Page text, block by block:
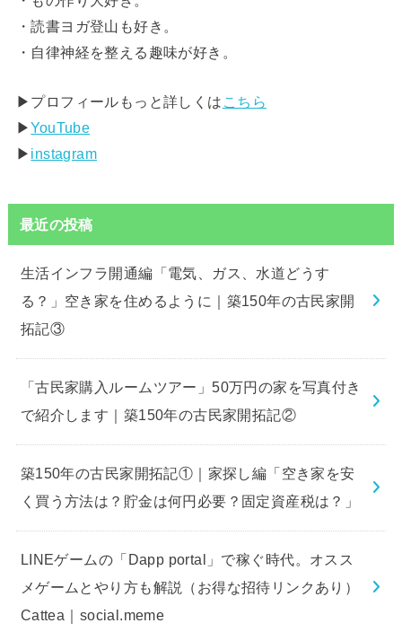
・読書ヨガ登山も好き。
・自律神経を整える趣味が好き。
▶︎プロフィールもっと詳しくは こちら
▶︎YouTube
▶︎ instagram
最近の投稿
生活インフラ開通編「電気、ガス、水道どうす
る？」空き家を住めるように｜築150年の古民家開
拓記③
「古民家購入ルームツアー」50万円の家を写真付き
で紹介します｜築150年の古民家開拓記②
築150年の古民家開拓記①｜家探し編「空き家を安
く買う方法は？貯金は何円必要？固定資産税は？」
LINEゲームの「Dapp portal」で稼ぐ時代。オスス
メゲームとやり方も解説（お得な招待リンクあり）
Cattea｜social.meme